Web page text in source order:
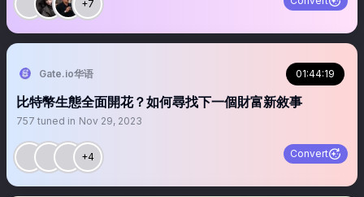
+7
Gate.io华语 01:44:19
比特幣生態全面開花？如何尋找下一個財富新敘事
757 tuned in Nov 29, 2023
+4 Convert